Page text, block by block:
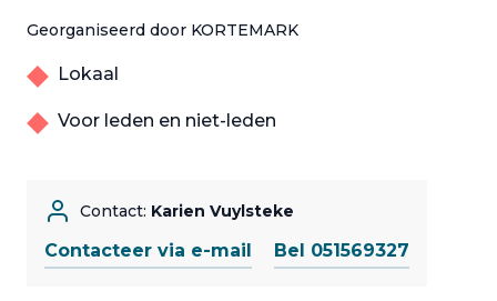
Georganiseerd door KORTEMARK
Lokaal
Voor leden en niet-leden
Contact: Karien Vuylsteke
Contacteer via e-mail Bel 051569327